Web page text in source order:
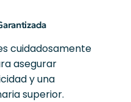
cuidadosamente
asegurar
y una
superior.